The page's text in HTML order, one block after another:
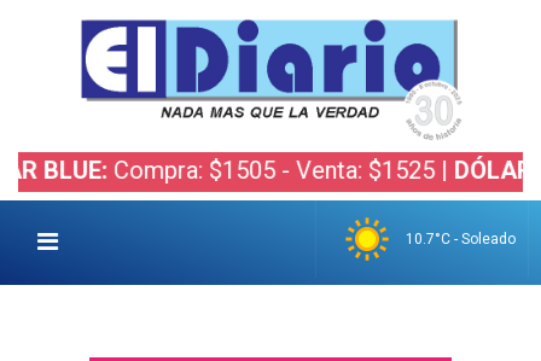
Compra: $1505 - Venta: $1525 | DÓLAR BOLSA:
10.7°C - Soleado